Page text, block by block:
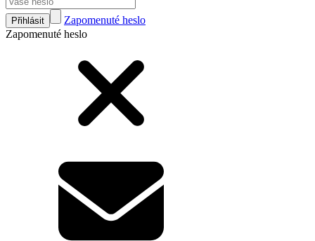
Přihlásit
Zapomenuté heslo
Zapomenuté heslo